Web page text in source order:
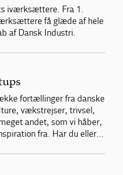
iværksættere. Fra 1.
få glæde af hele
af Dansk Industri.
fortællinger fra danske
vækstrejser, trivsel,
andet, som vi håber,
fra. Har du eller…